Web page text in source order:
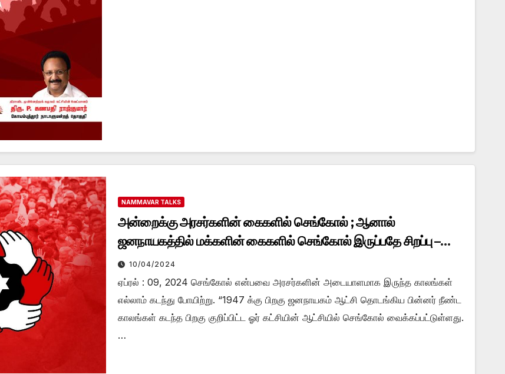
NAMMAVAR TALKS
அன்றைக்கு அரசர்களின் கைகளில் செங்கோல் ; ஆனால்
ஜனநாயகத்தில் மக்களின் கைகளில் செங்கோல் இருப்பதே சிறப்பு –
திரு. கமல்ஹாசன்
10/04/2024
ஏப்ரல் : 09, 2024 செங்கோல் என்பவை அரசர்களின் அடையாளமாக இருந்த காலங்கள்
எல்லாம் கடந்து போயிற்று. “1947 க்கு பிறகு ஜனநாயகம் ஆட்சி தொடங்கிய பின்னர் நீண்ட
காலங்கள் கடந்த பிறகு குறிப்பிட்ட ஓர் கட்சியின் ஆட்சியில் செங்கோல் வைக்கப்பட்டுள்ளது.
…